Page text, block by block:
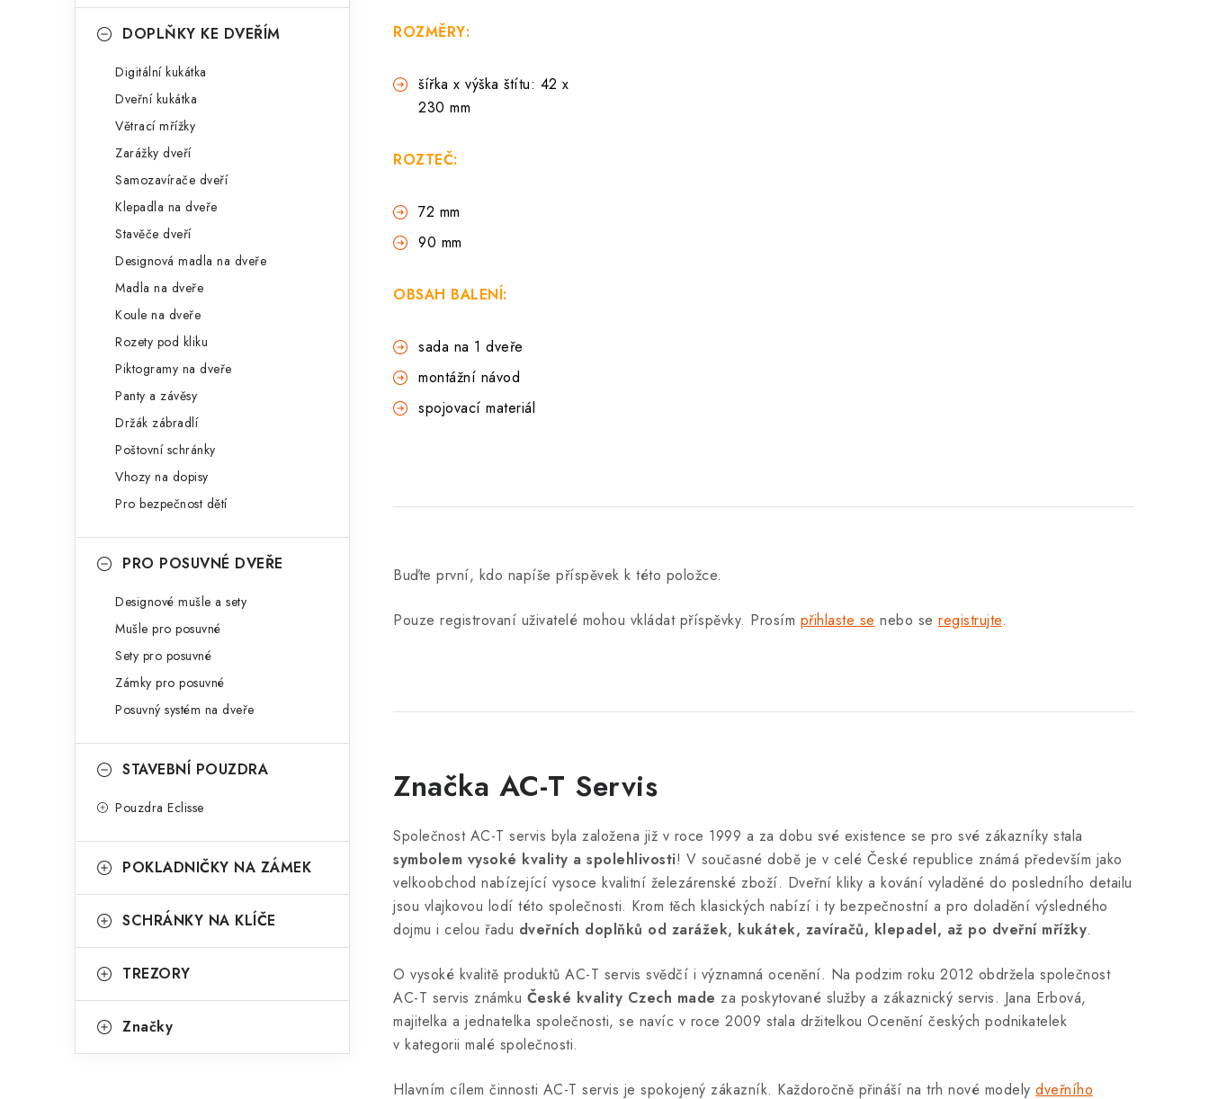
DOPLŇKY KE DVEŘÍM
Digitální kukátka
Dveřní kukátka
Větrací mřížky
Zarážky dveří
Samozavírače dveří
Klepadla na dveře
Stavěče dveří
Designová madla na dveře
Madla na dveře
Koule na dveře
Rozety pod kliku
Piktogramy na dveře
Panty a závěsy
Držák zábradlí
Poštovní schránky
Vhozy na dopisy
Pro bezpečnost dětí
PRO POSUVNÉ DVEŘE
Designové mušle a sety
Mušle pro posuvné
Sety pro posuvné
Zámky pro posuvné
Posuvný systém na dveře
STAVEBNÍ POUZDRA
Pouzdra Eclisse
POKLADNIČKY NA ZÁMEK
SCHRÁNKY NA KLÍČE
TREZORY
Značky
ROZMĚRY:
šířka x výška štítu: 42 x
230 mm
ROZTEČ:
72 mm
90 mm
OBSAH BALENÍ:
sada na 1 dveře
montážní návod
spojovací materiál
Buďte první, kdo napíše příspěvek k této položce.
Pouze registrovaní uživatelé mohou vkládat příspěvky. Prosím přihlaste se nebo se registrujte.
Značka AC-T Servis
Společnost AC-T servis byla založena již v roce 1999 a za dobu své existence se pro své zákazníky stala
symbolem vysoké kvality a spolehlivosti! V současné době je v celé České republice známá především jako
velkoobchod nabízející vysoce kvalitní železárenské zboží. Dveřní kliky a kování vyladěné do posledního detailu
jsou vlajkovou lodí této společnosti. Krom těch klasických nabízí i ty bezpečnostní a pro doladění výsledného
dojmu i celou řadu dveřních doplňků od zarážek, kukátek, zavíračů, klepadel, až po dveřní mřížky.
O vysoké kvalitě produktů AC-T servis svědčí i významná ocenění. Na podzim roku 2012 obdržela společnost
AC-T servis známku České kvality Czech made za poskytované služby a zákaznický servis. Jana Erbová,
majitelka a jednatelka společnosti, se navíc v roce 2009 stala držitelkou Ocenění českých podnikatelek
v kategorii malé společnosti.
Hlavním cílem činnosti AC-T servis je spokojený zákazník. Každoročně přináší na trh nové modely dveřního